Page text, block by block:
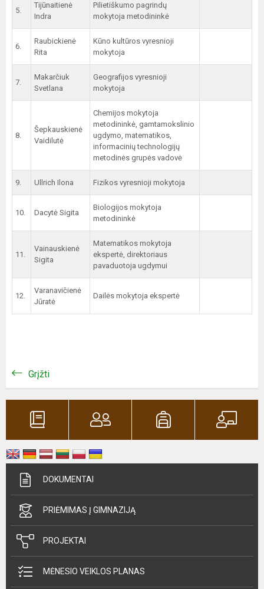
5.
Tijūnaitienė
Indra
Pilietiškumo pagrindų
mokytoja metodininkė
6.
Raubickienė
Rita
Kūno kultūros vyresnioji
mokytoja
7.
Makarčiuk
Svetlana
Geografijos vyresnioji
mokytoja
8.
Šepkauskienė
Vaidilutė
Chemijos mokytoja
metodininkė, gamtamokslinio
ugdymo, matematikos,
informacinių technologijų
metodinės grupės vadovė
9. Ullrich Ilona Fizikos vyresnioji mokytoja
10. Dacytė Sigita
Biologijos mokytoja
metodininkė
11.
Vainauskienė
Sigita
Matematikos mokytoja
ekspertė, direktoriaus
pavaduotoja ugdymui
12.
Varanavičienė
Jūratė
Dailės mokytoja ekspertė
Grįžti
DOKUMENTAI
PRIĖMIMAS Į GIMNAZIJĄ
PROJEKTAI
MĖNESIO VEIKLOS PLANAS